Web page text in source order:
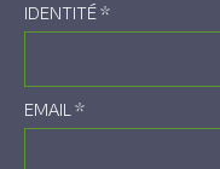
IDENTITÉ*
EMAIL*